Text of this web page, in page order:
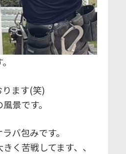
ます(笑)
景です。
バ包みです。
く苦戦してます、、